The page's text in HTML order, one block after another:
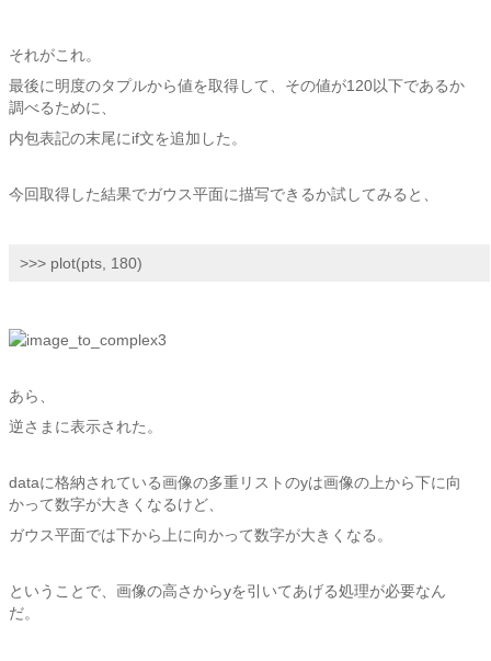
それがこれ。
最後に明度のタプルから値を取得して、その値が120以下であるか
調べるために、
内包表記の末尾にif文を追加した。
今回取得した結果でガウス平面に描写できるか試してみると、
>>> plot(pts, 180)
あら、
逆さまに表示された。
dataに格納されている画像の多重リストのyは画像の上から下に向
かって数字が大きくなるけど、
ガウス平面では下から上に向かって数字が大きくなる。
ということで、画像の高さからyを引いてあげる処理が必要なん
だ。